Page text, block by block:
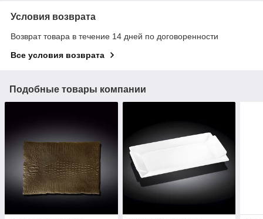
Условия возврата
Возврат товара в течение 14 дней по договоренности
Все условия возврата
Подобные товары компании